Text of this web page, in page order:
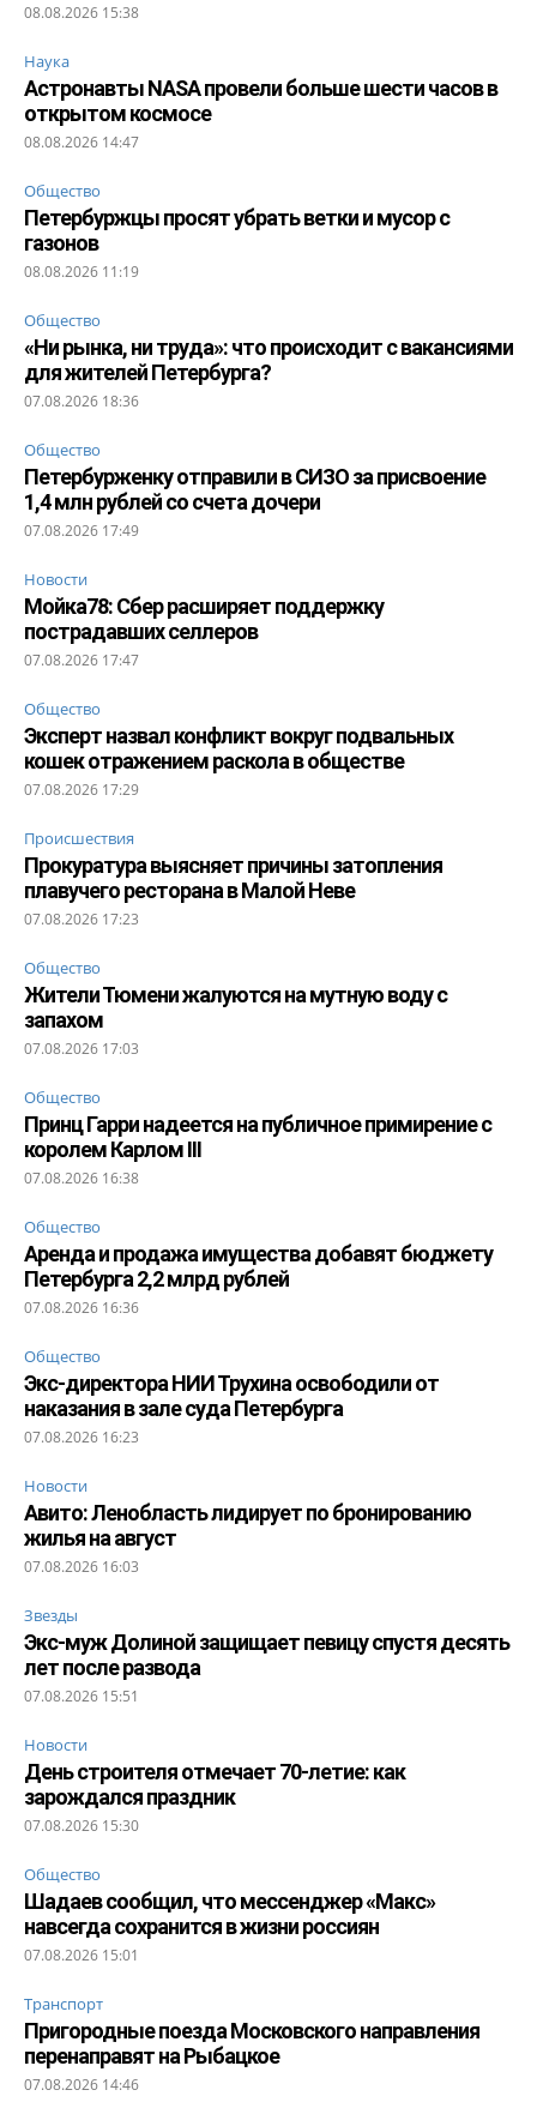
08.08.2026 15:38
Наука
Астронавты NASA провели больше шести часов в
открытом космосе
08.08.2026 14:47
Общество
Петербуржцы просят убрать ветки и мусор с
газонов
08.08.2026 11:19
Общество
«Ни рынка, ни труда»: что происходит с вакансиями
для жителей Петербурга?
07.08.2026 18:36
Общество
Петербурженку отправили в СИЗО за присвоение
1,4 млн рублей со счета дочери
07.08.2026 17:49
Новости
Мойка78: Сбер расширяет поддержку
пострадавших селлеров
07.08.2026 17:47
Общество
Эксперт назвал конфликт вокруг подвальных
кошек отражением раскола в обществе
07.08.2026 17:29
Происшествия
Прокуратура выясняет причины затопления
плавучего ресторана в Малой Неве
07.08.2026 17:23
Общество
Жители Тюмени жалуются на мутную воду с
запахом
07.08.2026 17:03
Общество
Принц Гарри надеется на публичное примирение с
королем Карлом III
07.08.2026 16:38
Общество
Аренда и продажа имущества добавят бюджету
Петербурга 2,2 млрд рублей
07.08.2026 16:36
Общество
Экс-директора НИИ Трухина освободили от
наказания в зале суда Петербурга
07.08.2026 16:23
Новости
Авито: Ленобласть лидирует по бронированию
жилья на август
07.08.2026 16:03
Звезды
Экс-муж Долиной защищает певицу спустя десять
лет после развода
07.08.2026 15:51
Новости
День строителя отмечает 70-летие: как
зарождался праздник
07.08.2026 15:30
Общество
Шадаев сообщил, что мессенджер «Макс»
навсегда сохранится в жизни россиян
07.08.2026 15:01
Транспорт
Пригородные поезда Московского направления
перенаправят на Рыбацкое
07.08.2026 14:46